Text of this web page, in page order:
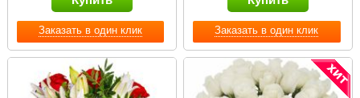
Заказать в один клик Заказать в один клик